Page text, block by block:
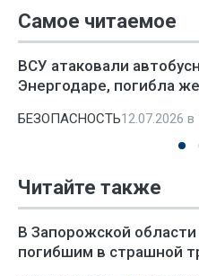
Самое читаемое
ВСУ атаковали
Энергодаре, погибла
БЕЗОПАСНОСТЬ12.07.2026 в
Читайте также
В Запорожской
погибшим в страшной